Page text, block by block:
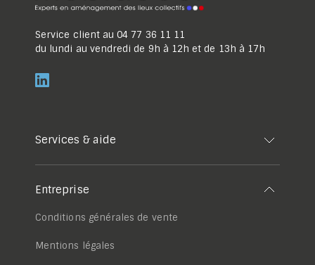
Service client au 04 77 36 11 11
du lundi au vendredi de 9h à 12h et de 13h à 17h
Services & aide
Entreprise
Conditions générales de vente
Mentions légales